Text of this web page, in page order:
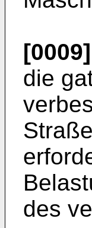
[0009]
die
des